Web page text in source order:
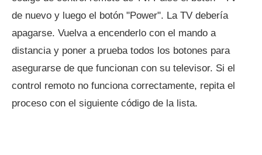
de nuevo y luego el botón "Power". La TV debería
apagarse. Vuelva a encenderlo con el mando a
distancia y poner a prueba todos los botones para
asegurarse de que funcionan con su televisor. Si el
control remoto no funciona correctamente, repita el
proceso con el siguiente código de la lista.